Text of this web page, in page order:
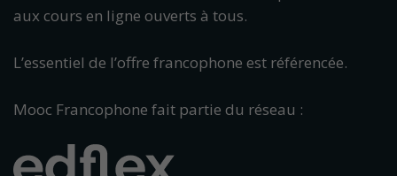
aux cours en ligne ouverts à tous.
L’essentiel de l’offre francophone est référencée.
Mooc Francophone fait partie du réseau :